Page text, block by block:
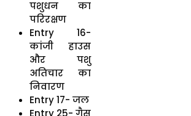
पशुधन का
परिरक्षण
Entry 16-
कांजी हाउस
और पशु
अतिचार का
निवारण
Entry 17- जल
Entry 25- गैस